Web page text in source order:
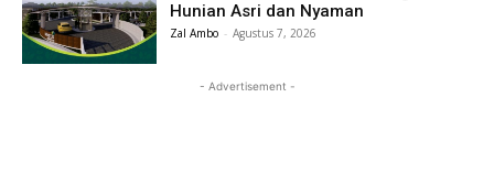
Hunian Asri dan Nyaman
Zal Ambo - Agustus 7, 2026
- Advertisement -